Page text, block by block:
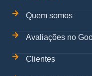
Quem somos
Avaliações no
Clientes